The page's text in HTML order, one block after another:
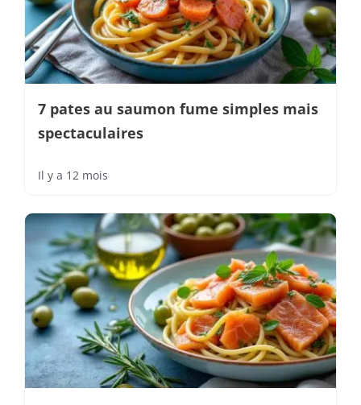
7 pates au saumon fume simples mais
spectaculaires
Il y a 12 mois